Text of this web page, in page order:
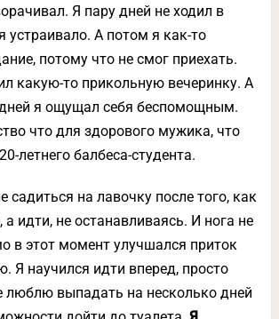
Я пару дней не ходил в
устраивало. А потом я как-то
потому что не смог приехать.
какую-то прикольную вечеринку. А
я ощущал себя беспомощным.
что для здорового мужика, что
летнего балбеса-студента.
садиться на лавочку после того, как
а идти, не останавливаясь. И нога не
в этот момент улучшался приток
Я научился идти вперед, просто
люблю выпадать на несколько дней